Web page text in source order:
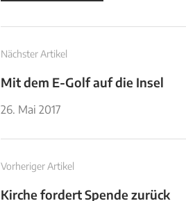
Nächster Artikel
Mit dem E-Golf auf die Insel
26. Mai 2017
Vorheriger Artikel
Kirche fordert Spende zurück